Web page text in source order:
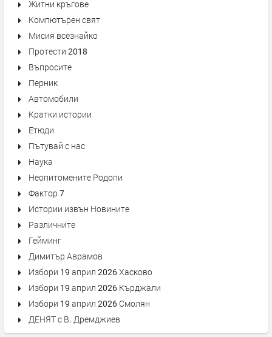
Житни кръгове
Компютърен свят
Мисия всезнайко
Протести 2018
Въпросите
Перник
Автомобили
Кратки истории
Етюди
Пътувай с нас
Наука
Неопитомените Родопи
Фактор 7
Истории извън Новините
Различните
Гейминг
Димитър Аврамов
Избори 19 април 2026 Хасково
Избори 19 април 2026 Кърджали
Избори 19 април 2026 Смолян
ДЕНЯТ с В. Дремджиев